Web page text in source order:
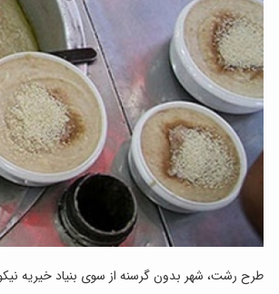
طرح رشت، شهر بدون گرسنه از سوی بنیاد خیریه